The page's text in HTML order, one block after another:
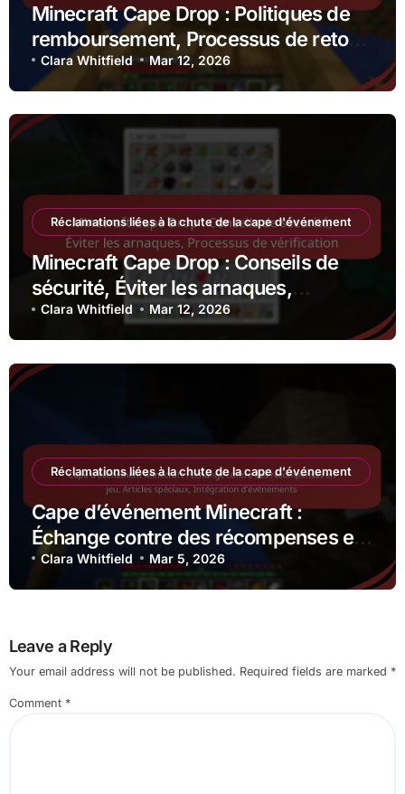
Minecraft Cape Drop : Politiques de
remboursement, Processus de retour,
Service client
Clara Whitfield Mar 12, 2026
Réclamations liées à la chute de la cape d'événement
Minecraft Cape Drop : Conseils de
sécurité, Éviter les arnaques,
Processus de vérification
Clara Whitfield Mar 12, 2026
Réclamations liées à la chute de la cape d'événement
Cape d’événement Minecraft :
Échange contre des récompenses en
jeu, Articles spéciaux, Intégration
d’événements
Clara Whitfield Mar 5, 2026
Leave a Reply
Your email address will not be published. Required fields are marked *
Comment *